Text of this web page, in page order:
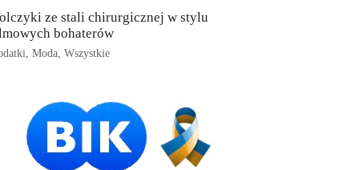
ze stali chirurgicznej w stylu
bohaterów
,Moda,Wszystkie